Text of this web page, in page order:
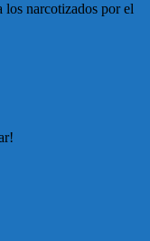
los narcotizados por el